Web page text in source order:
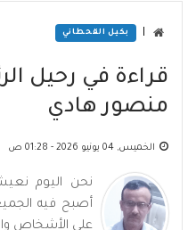
بكيل القحطاني
قراءة في رحيل
منصور هادي
الخميس, 04 يونيو 2026 - 01:28 ص
نحن اليوم
أصبح فيه
على الأشخاص